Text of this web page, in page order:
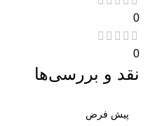
0
0
نقد و بررسی‌ها